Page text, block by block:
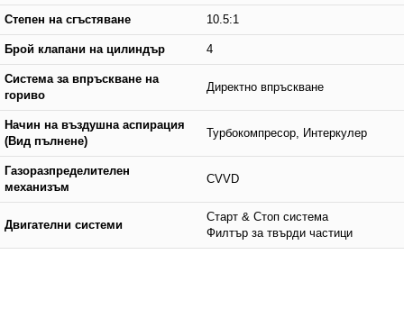
Степен на сгъстяване 10.5:1
Брой клапани на цилиндър 4
Система за впръскване на
гориво
Директно впръскване
Начин на въздушна аспирация
(Вид пълнене)
Турбокомпресор, Интеркулер
Газоразпределителен
механизъм
CVVD
Двигателни системи
Старт & Стоп система
Филтър за твърди частици